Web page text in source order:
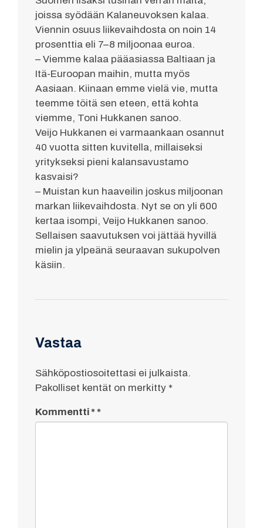
joissa syödään Kalaneuvoksen kalaa.
Viennin osuus liikevaihdosta on noin 14
prosenttia eli 7–8 miljoonaa euroa.
– Viemme kalaa pääasiassa Baltiaan ja
Itä-Euroopan maihin, mutta myös
Aasiaan. Kiinaan emme vielä vie, mutta
teemme töitä sen eteen, että kohta
viemme, Toni Hukkanen sanoo.
Veijo Hukkanen ei varmaankaan osannut
40 vuotta sitten kuvitella, millaiseksi
yritykseksi pieni kalansavustamo
kasvaisi?
– Muistan kun haaveilin joskus miljoonan
markan liikevaihdosta. Nyt se on yli 600
kertaa isompi, Veijo Hukkanen sanoo.
Sellaisen saavutuksen voi jättää hyvillä
mielin ja ylpeänä seuraavan sukupolven
käsiin.
Vastaa
Sähköpostiosoitettasi ei julkaista.
Pakolliset kentät on merkitty *
Kommentti*